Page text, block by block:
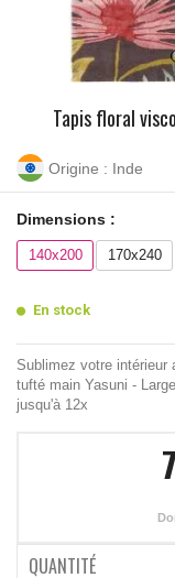
Tapis floral
Origine : Inde
Dimensions :
140x200 170x240
En stock
Sublimez votre
tufté main Yasuni -
jusqu'à 12x
QUANTITÉ